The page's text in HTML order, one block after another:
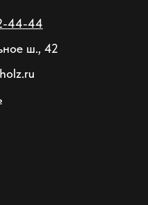
44-44
ш., 42